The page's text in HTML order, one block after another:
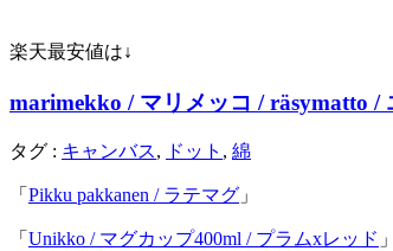
楽天最安値は↓
marimekko / マリメッコ / räsymatto /
タグ : キャンバス, ドット , 綿
「 Pikku pakkanen / ラテマグ 」
「 Unikko / マグカップ400ml / プラムxレッド 」